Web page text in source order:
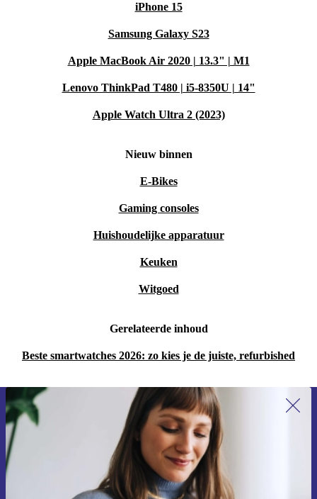
iPhone 15
Samsung Galaxy S23
Apple MacBook Air 2020 | 13.3" | M1
Lenovo ThinkPad T480 | i5-8350U | 14"
Apple Watch Ultra 2 (2023)
Nieuw binnen
E-Bikes
Gaming consoles
Huishoudelijke apparatuur
Keuken
Witgoed
Gerelateerde inhoud
Beste smartwatches 2026: zo kies je de juiste, refurbished
Meld je aan voor onze nieuwsbrief en
ontvang €15 korting!
Mis nooit meer een aanbieding.